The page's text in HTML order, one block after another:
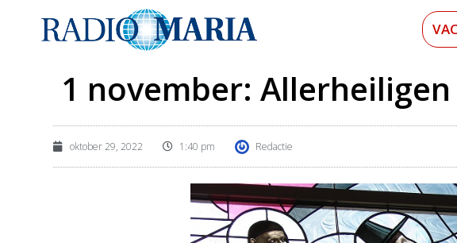
1 november: Allerheiligen
oktober 29, 2022 1:40 pm Redactie